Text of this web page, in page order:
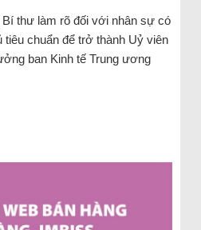
Bí thư làm rõ đối với nhân sự có
tiêu chuẩn để trở thành Uỷ viên
ban Kinh tế Trung ương